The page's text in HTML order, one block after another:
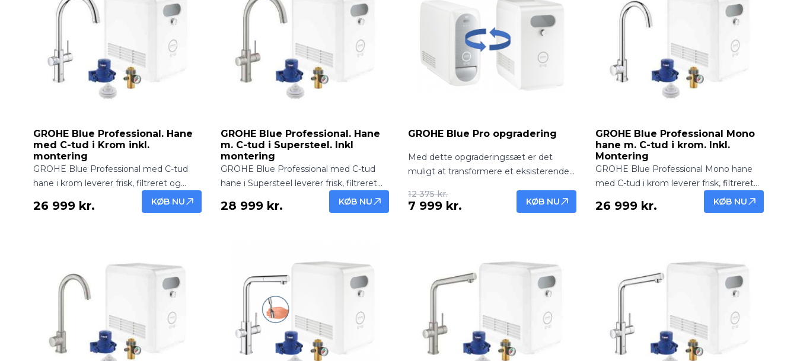
GROHE Blue Professional. Hane
med C-tud i Krom inkl.
montering
GROHE Blue Professional med C-tud
hane i krom leverer frisk, filtreret og
afkølet vand direkte fra hanen. Elegant
design og professionel løsning – inkl.
26 999 kr. KØB NU
GROHE Blue Professional. Hane
m. C-tud i Supersteel. Inkl
montering
GROHE Blue Professional med C-tud
hane i Supersteel leverer frisk, filtreret
og afkølet vand direkte fra hanen.
Eksklusivt design og professionel
28 999 kr. KØB NU
GROHE Blue Pro opgradering
Med dette opgraderingssæt er det
muligt at transformere et eksisterende
kraftfulde GROHE Blue Professional
ydeevne. Dette er den ideelle løsning
driftssikker og økonomisk løsning i
hverdagen.
12 375 kr.
7 999 kr. KØB NU
GROHE Blue Professional Mono
hane m. C-tud i krom. Inkl.
Montering
GROHE Blue Professional Mono hane
med C-tud i krom leverer frisk, filtreret
og afkølet vand direkte fra hanen.
Professionel løsning med elegant
26 999 kr. KØB NU